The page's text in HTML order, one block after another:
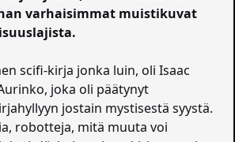
varhaisimmat muistikuvat
scifi-kirja jonka luin, oli Isaac
joka oli päätynyt
jostain mystisestä syystä.
robotteja, mitä muuta voi